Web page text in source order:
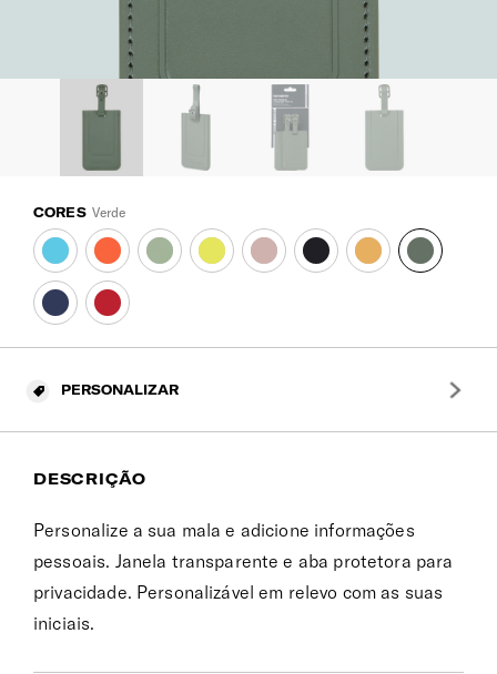
CORES Verde
PERSONALIZAR
DESCRIÇÃO
Personalize a sua mala e adicione informações
pessoais. Janela transparente e aba protetora para
privacidade. Personalizável em relevo com as suas
iniciais.